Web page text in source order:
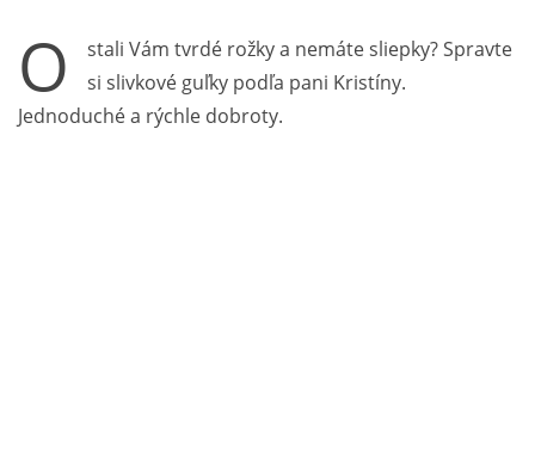
O
stali Vám tvrdé rožky a nemáte sliepky? Spravte
si slivkové guľky podľa pani Kristíny.
Jednoduché a rýchle dobroty.